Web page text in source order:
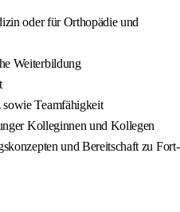
oder für Orthopädie und
Weiterbildung
sowie Teamfähigkeit
Kolleginnen und Kollegen
und Bereitschaft zu Fort-